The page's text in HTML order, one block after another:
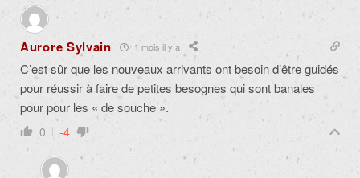
Aurore Sylvain 1 mois il y a
C’est sûr que les nouveaux arrivants ont besoin d’être guidés
pour réussir à faire de petites besognes qui sont banales
pour pour les « de souche ».
0 -4